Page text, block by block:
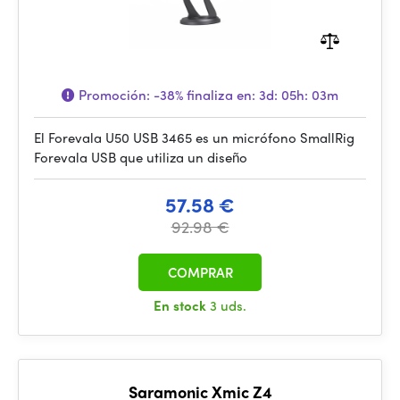
Promoción: -38%finaliza en: 3d: 05h: 03m
El Forevala U50 USB 3465 es un micrófono SmallRig
Forevala USB que utiliza un diseño
57.58 €
92.98 €
En stock3 uds.
COMPRAR
Saramonic Xmic Z4